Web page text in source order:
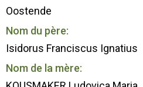
Oostende
Nom du père:
Isidorus Franciscus Ignatius
Nom de la mère: